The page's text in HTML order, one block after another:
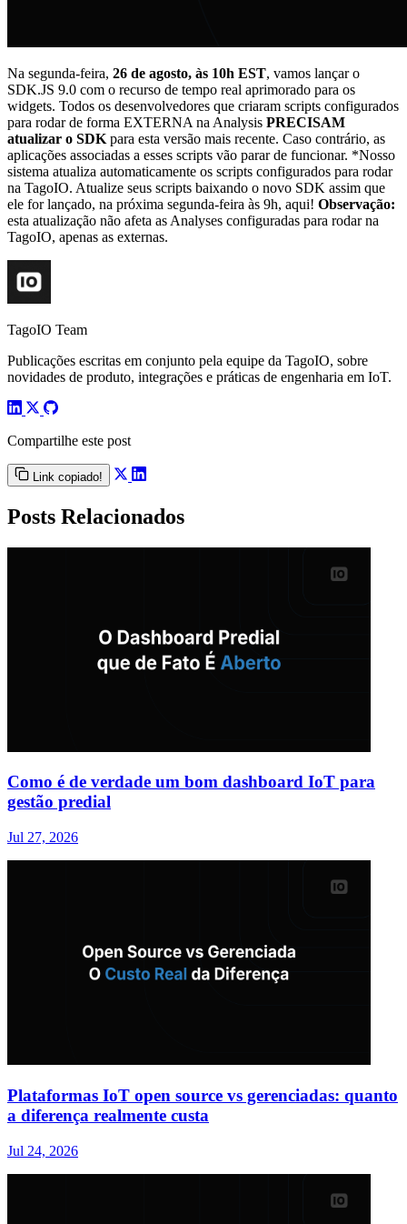
Na segunda-feira, 26 de agosto, às 10h EST, vamos lançar o
SDK.JS 9.0 com o recurso de tempo real aprimorado para os
widgets. Todos os desenvolvedores que criaram scripts configurados
para rodar de forma EXTERNA na Analysis PRECISAM
atualizar o SDK para esta versão mais recente. Caso contrário, as
aplicações associadas a esses scripts vão parar de funcionar. *Nosso
sistema atualiza automaticamente os scripts configurados para rodar
na TagoIO. Atualize seus scripts baixando o novo SDK assim que
ele for lançado, na próxima segunda-feira às 9h, aqui! Observação:
esta atualização não afeta as Analyses configuradas para rodar na
TagoIO, apenas as externas.
TagoIO Team
Publicações escritas em conjunto pela equipe da TagoIO, sobre
novidades de produto, integrações e práticas de engenharia em IoT.
Compartilhe este post
Link copiado!
Posts Relacionados
Como é de verdade um bom dashboard IoT para
gestão predial
Jul 27, 2026
Plataformas IoT open source vs gerenciadas: quanto
a diferença realmente custa
Jul 24, 2026